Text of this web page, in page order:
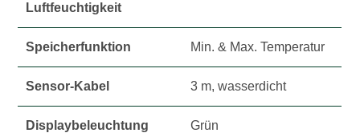
Luftfeuchtigkeit
Speicherfunktion Min. & Max. Temperatur
Sensor-Kabel 3 m, wasserdicht
Displaybeleuchtung Grün